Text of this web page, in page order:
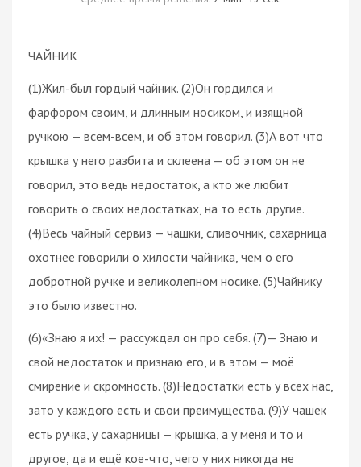
ЧАЙНИК
(1)Жил-был гордый чайник. (2)Он гордился и
фарфором своим, и длинным носиком, и изящной
ручкою — всем-всем, и об этом говорил. (3)А вот что
крышка у него разбита и склеена — об этом он не
говорил, это ведь недостаток, а кто же любит
говорить о своих недостатках, на то есть другие.
(4)Весь чайный сервиз — чашки, сливочник, сахарница
охотнее говорили о хилости чайника, чем о его
добротной ручке и великолепном носике. (5)Чайнику
это было известно.
(6)«Знаю я их! — рассуждал он про себя. (7)— Знаю и
свой недостаток и признаю его, и в этом — моё
смирение и скромность. (8)Недостатки есть у всех нас,
зато у каждого есть и свои преимущества. (9)У чашек
есть ручка, у сахарницы — крышка, а у меня и то и
другое, да и ещё кое-что, чего у них никогда не